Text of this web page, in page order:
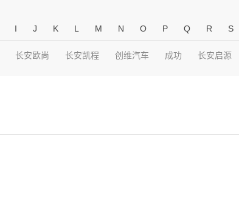
I J K L M N O P Q R S
长安欧尚 长安凯程 创维汽车 成功 长安启源